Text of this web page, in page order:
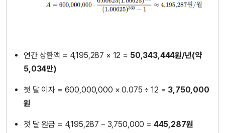
연간 상환액 ≈ 4,195,287 × 12 = 50,343,444원/년(약
5,034만)
첫 달 이자 = 600,000,000 × 0.075 ÷ 12 = 3,750,000
원
첫 달 원금 = 4,195,287 − 3,750,000 = 445,287원